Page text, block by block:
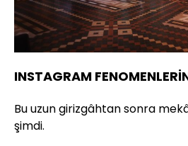
INSTAGRAM
Bu uzun girizgâhtan sonra
şimdi.